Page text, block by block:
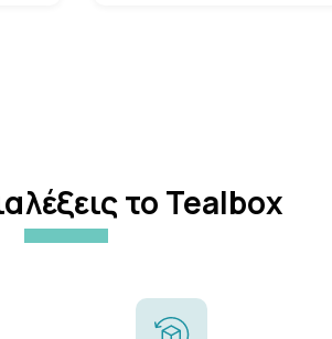
το Tealbox